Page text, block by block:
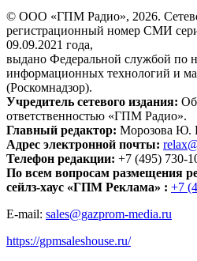
© ООО «ГПМ Радио», 2026.
регистрационный номер СМИ
09.09.2021 года,
выдано Федеральной службой по
информационных технологий и
(Роскомнадзор).
Учредитель сетевого издания:
ответственностью «ГПМ Радио».
Главный редактор: Морозова Ю.
Адрес электронной почты:
Телефон редакции: +7 (495) 730-
По всем вопросам размещения
сейлз-хаус «ГПМ Реклама» : +7
E-mail: sales@gazprom-media.ru
https://gpmsaleshouse.ru/